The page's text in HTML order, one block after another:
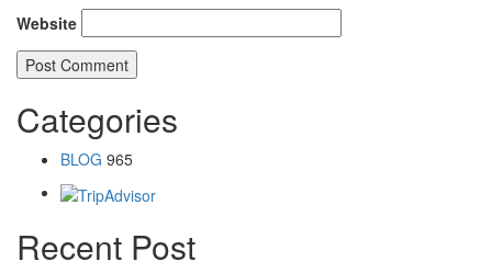
Website
Categories
BLOG 965
Recent Post